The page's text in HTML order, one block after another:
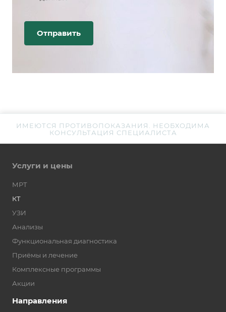
ИМЕЮТСЯ ПРОТИВОПОКАЗАНИЯ. НЕОБХОДИМА
КОНСУЛЬТАЦИЯ СПЕЦИАЛИСТА
Услуги и цены
МРТ
КТ
УЗИ
Анализы
Функциональная диагностика
Приёмы и лечение
Комплексные программы
Акции
Направления